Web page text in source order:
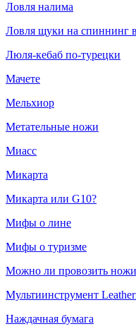
Ловля налима
Ловля щуки на спиннинг
Люля-кебаб по-турецки
Мачете
Мельхиор
Метательные ножи
Миасс
Микарта
Микарта или G10?
Мифы о лине
Мифы о туризме
Можно ли провозить ножи
Мультиинструмент
Наждачная бумага